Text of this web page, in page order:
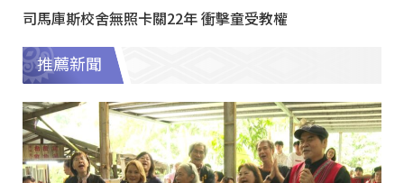
司馬庫斯校舍無照卡關22年 衝擊童受教權
推薦新聞